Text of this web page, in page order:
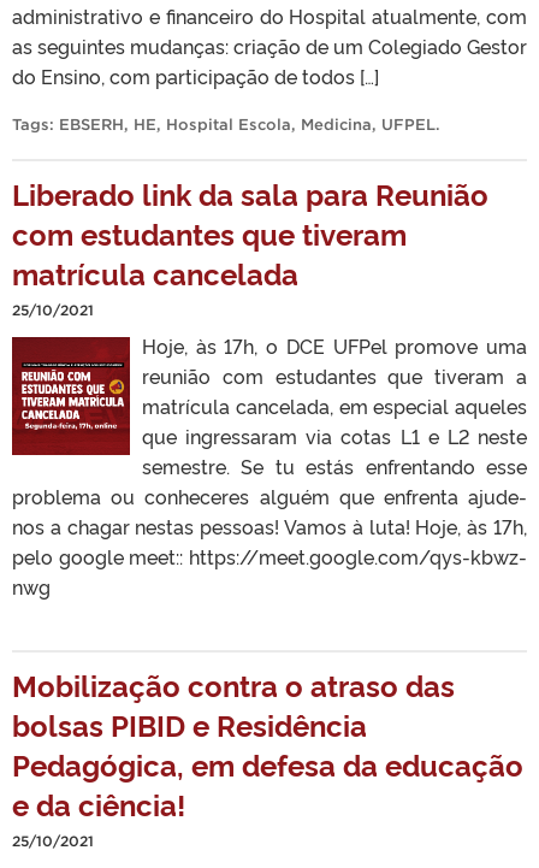
administrativo e financeiro do Hospital atualmente, com
as seguintes mudanças: criação de um Colegiado Gestor
do Ensino, com participação de todos […]
Tags: EBSERH, HE, Hospital Escola, Medicina, UFPEL.
Liberado link da sala para Reunião
com estudantes que tiveram
matrícula cancelada
25/10/2021
Hoje, às 17h, o DCE UFPel promove uma
reunião com estudantes que tiveram a
matrícula cancelada, em especial aqueles
que ingressaram via cotas L1 e L2 neste
semestre. Se tu estás enfrentando esse
problema ou conheceres alguém que enfrenta ajude-
nos a chagar nestas pessoas! Vamos à luta! Hoje, às 17h,
pelo google meet:: https://meet.google.com/qys-kbwz-
nwg
Mobilização contra o atraso das
bolsas PIBID e Residência
Pedagógica, em defesa da educação
e da ciência!
25/10/2021